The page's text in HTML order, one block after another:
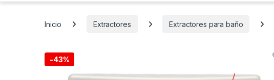
Inicio Extractores Extractores para baño
-43%